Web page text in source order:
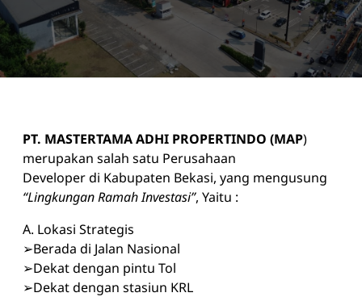
PT. MASTERTAMA ADHI PROPERTINDO (MAP)
merupakan salah satu Perusahaan
Developer di Kabupaten Bekasi, yang mengusung
“Lingkungan Ramah Investasi”, Yaitu :
A. Lokasi Strategis
➢Berada di Jalan Nasional
➢Dekat dengan pintu Tol
➢Dekat dengan stasiun KRL